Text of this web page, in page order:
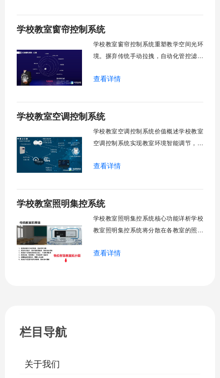
生视力健康，营造舒适教学环境。节能减
排效果显著，延长窗帘使用寿命，降低学
校运营维护成本。一、集中控制功能1. 全
学校教室窗帘控制系统
学校教室窗帘控制系统重塑教学空间光环
境。摒弃传统手动拉拽，自动化管控滤除
足，节能降耗。精准适配多媒体教学、考
能智慧校园生态升级。智能光感调节1. 动
态光照追踪实时捕捉室外照度参数。光照
阈值超标触发开合机构。免人工干预。自
然
查看详情
学校教室空调控制系统
学校教室空调控制系统价值概述学校教室
空调控制系统实现教室环境智能调节，提
管理全校空调设备，远程监控运行状态，
警。管理人员通过平台统一管控，减少人
工巡检工作量，延长设备使用寿命，节约
运营成本，为师生创造良好学习环境。
一、集中
查看详情
学校教室照明集控系统
学校教室照明集控系统核心功能详析学校
教室照明集控系统将分散在各教室的照明
关、按需调光、定时策略、能耗监测、故
查看详情
栏目导航
关于我们